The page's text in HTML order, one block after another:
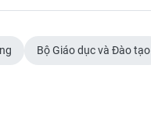
Bộ Giáo dục và Đào tạo